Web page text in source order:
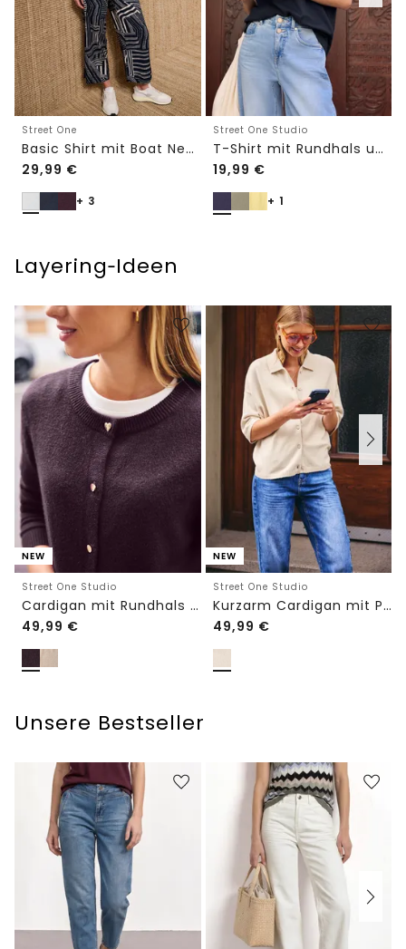
Street One
Basic Shirt mit Boat Neck und Elastikbund
29,99 €
+ 3
Street One Studio
T-Shirt mit Rundhals und Embroidery-Detail
19,99 €
+ 1
Layering‑Ideen
NEW
Street One Studio
Cardigan mit Rundhals und Knöpfen
49,99 €
NEW
Street One Studio
Kurzarm Cardigan mit Polokragen
49,99 €
Unsere Bestseller